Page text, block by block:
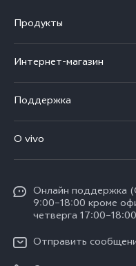
Продукты
X300 FE
V70 FE
V70
Y31d
Y11d
Интернет-магазин
V60 5G
V60 Lite
V40 Lite
Поддержка
FAQs
Funtouch OS
Сервисные центры
IMEI аутентификация
O vivo
Пресс-центр
Карьера в vivo
Юридическая информация
Oнлайн поддержка
9:00–18:00 кроме
четверга
Отправить